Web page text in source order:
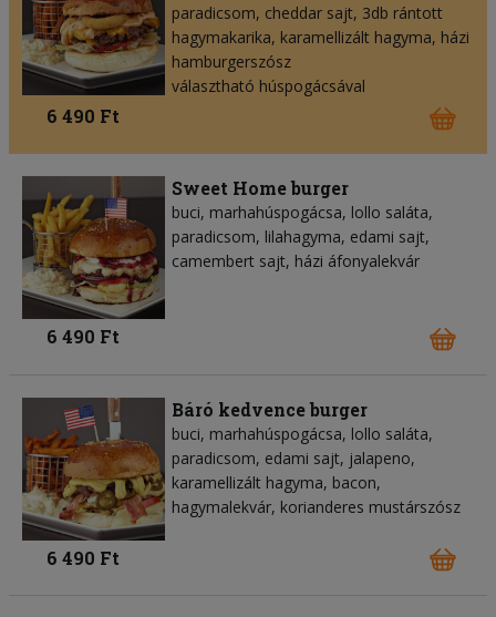
paradicsom, cheddar sajt, 3db rántott
hagymakarika, karamellizált hagyma, házi
hamburgerszósz
választható húspogácsával
6 490 Ft
Sweet Home burger
buci, marhahúspogácsa, lollo saláta,
paradicsom, lilahagyma, edami sajt,
camembert sajt, házi áfonyalekvár
6 490 Ft
Báró kedvence burger
buci, marhahúspogácsa, lollo saláta,
paradicsom, edami sajt, jalapeno,
karamellizált hagyma, bacon,
hagymalekvár, korianderes mustárszósz
6 490 Ft